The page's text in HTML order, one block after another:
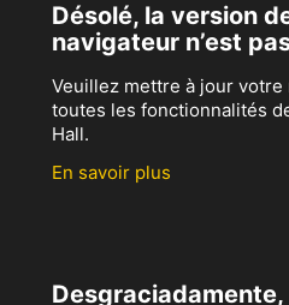
Désolé, la version
navigateur n’est
Veuillez mettre à jour
toutes les fonctionnalités
Hall.
En savoir plus